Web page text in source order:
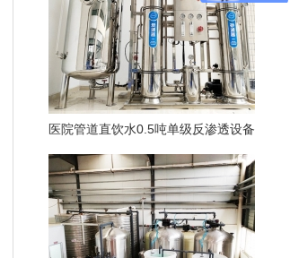
医院管道直饮水0.5吨单级反渗透设备